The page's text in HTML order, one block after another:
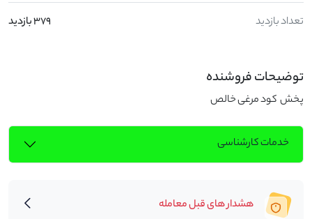
تعداد بازدید 379 بازدید
توضیحات فروشنده
پخش  کود مرغی خالص
خدمات کارشناسی
هشدار های قبل معامله